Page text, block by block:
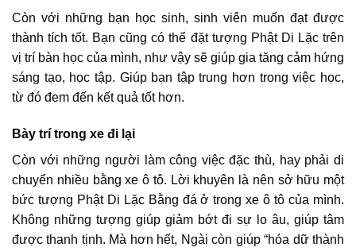
Còn với những bạn học sinh, sinh viên muốn đạt được
thành tích tốt. Bạn cũng có thể đặt tượng Phật Di Lặc trên
vị trí bàn học của mình, như vậy sẽ giúp gia tăng cảm hứng
sáng tạo, học tập. Giúp bạn tập trung hơn trong việc học,
từ đó đem đến kết quả tốt hơn.
Bày trí trong xe đi lại
Còn với những người làm công việc đặc thù, hay phải di
chuyển nhiều bằng xe ô tô. Lời khuyên là nên sở hữu một
bức tượng Phật Di Lặc Bằng đá ở trong xe ô tô của mình.
Không những tượng giúp giảm bớt đi sự lo âu, giúp tâm
được thanh tịnh. Mà hơn hết, Ngài còn giúp “hóa dữ thành